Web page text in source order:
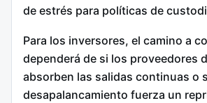
de estrés para políticas de
Para los inversores, el camino a
dependerá de si los proveedores
absorben las salidas continuas o
desapalancamiento fuerza un